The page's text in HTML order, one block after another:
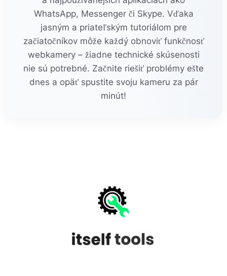
WhatsApp, Messenger či Skype. Vďaka
jasným a priateľským tutoriálom pre
začiatočníkov môže každý obnoviť funkčnosť
webkamery – žiadne technické skúsenosti
nie sú potrebné. Začnite riešiť problémy ešte
dnes a opäť spustite svoju kameru za pár
minút!